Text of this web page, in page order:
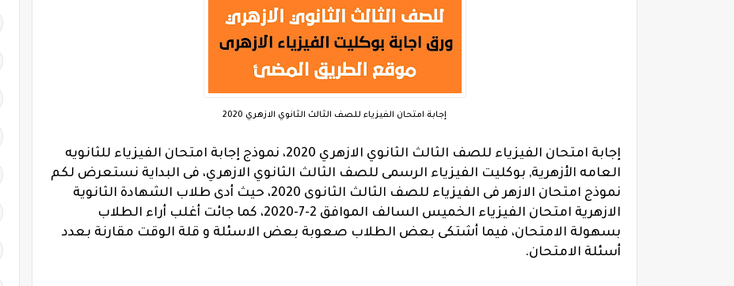
إجابة امتحان الفيزياء للصف الثالث الثانوي الازهري 2020
إجابة امتحان الفيزياء للصف الثالث الثانوي الازهري 2020،
نموذج إجابة امتحان الفيزياء للثانويه
العامه الأزهرية, بوكليت الفيزياء الرسمى للصف الثالث الثانوي الازهري، فى البداية نستعرض لكم
نموذج امتحان الازهر فى الفيزياء للصف الثالث الثانوى 2020،
حيث أدى طلاب الشهادة الثانوية
الازهرية امتحان الفيزياء الخميس السالف الموافق 2-7-2020، كما جائت أغلب أراء الطلاب
بسهولة الامتحان، فيما أشتكى بعض الطلاب صعوبة بعض الاسئلة و قلة الوقت مقارنة بعدد
أسئلة الامتحان.